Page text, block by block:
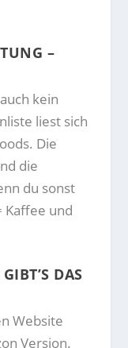
–
kein
liest sich
Die
die
du sonst
Kaffee und
DAS
Website
Version.